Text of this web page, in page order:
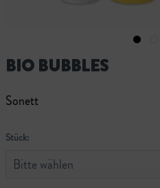
BIO BUBBLES
Sonett
Stück: